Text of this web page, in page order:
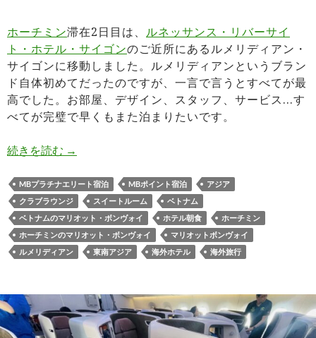
ホーチミン滞在2日目は、 ルネッサンス・リバーサイ
ト・ホテル・サイゴンのご近所にあるルメリディアン・
サイゴンに移動しました。ルメリディアンというブラン
ド自体初めてだったのですが、一言で言うとすべてが最
高でした。お部屋、デザイン、スタッフ、サービス…す
べてが完璧で早くもまた泊まりたいです。
続きを読む ルメリディアン・サイゴン宿泊記 118平米のア
→
MBプラチナエリート宿泊 MBポイント宿泊
アジア
クラブラウンジ
スイートルーム
ベトナム
ベトナムのマリオット・ボンヴォイ
ホテル朝食
ホーチミン
ホーチミンのマリオット・ボンヴォイ
マリオットボンヴォイ
ルメリディアン
東南アジア 海外ホテル 海外旅行